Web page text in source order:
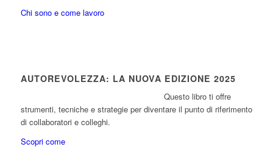
Chi sono e come lavoro
AUTOREVOLEZZA: LA NUOVA EDIZIONE 2025
Questo libro ti offre
strumenti, tecniche e strategie per diventare il punto di riferimento
di collaboratori e colleghi.
Scopri come